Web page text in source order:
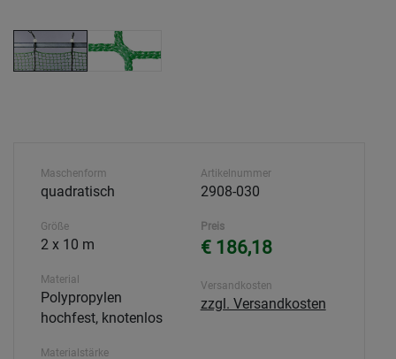
Maschenform
quadratisch
Größe
2 x 10 m
Material
Polypropylen
hochfest, knotenlos
Materialstärke
Artikelnummer
2908-030
Preis
€ 186,18
Versandkosten
zzgl. Versandkosten